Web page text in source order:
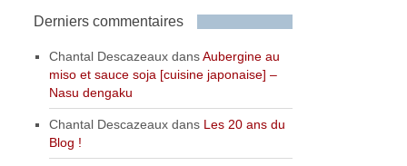
Derniers commentaires
Chantal Descazeaux dansAubergine au
miso et sauce soja [cuisine japonaise] –
Nasu dengaku
Chantal Descazeaux dans Les 20 ans du
Blog !